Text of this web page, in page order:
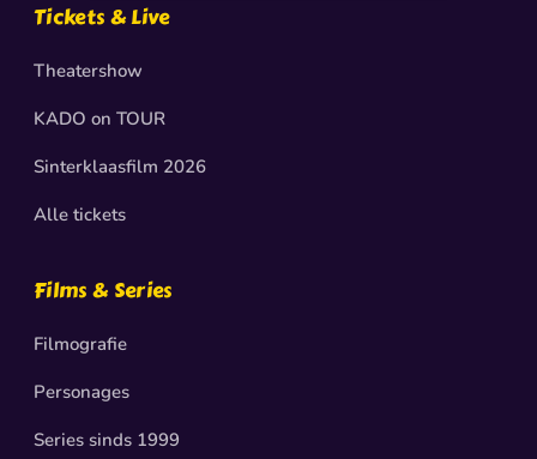
Tickets & Live
Theatershow
KADO on TOUR
Sinterklaasfilm 2026
Alle tickets
Films & Series
Filmografie
Personages
Series sinds 1999